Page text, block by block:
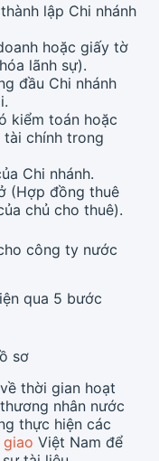
lập Chi nhánh
hoặc giấy tờ
lãnh sự).
đầu Chi nhánh
kiểm toán hoặc
tài chính trong
Chi nhánh.
(Hợp đồng thuê
chủ cho thuê).
công ty nước
qua 5 bước
sơ
thời gian hoạt
nhân nước
thực hiện các
giao Việt Nam để